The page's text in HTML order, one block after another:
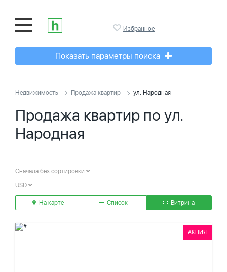
Избранное
Показать параметры поиска
Недвижимость Продажа квартир ул. Народная
Продажа квартир по ул.
Народная
Сначала без сортировки
USD
На карте Список Витрина
АКЦИЯ